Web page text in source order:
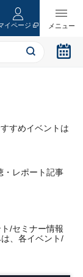
イページ
すめイベントは
・レポート記事
/セミナー情報
、各イベント/